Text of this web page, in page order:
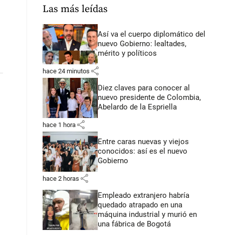
Las más leídas
Así va el cuerpo diplomático del
nuevo Gobierno: lealtades,
mérito y políticos
hace 24 minutos share
Diez claves para conocer al
nuevo presidente de Colombia,
Abelardo de la Espriella
hace 1 hora share
Entre caras nuevas y viejos
conocidos: así es el nuevo
Gobierno
hace 2 horas share
Empleado extranjero habría
quedado atrapado en una
máquina industrial y murió en
una fábrica de Bogotá